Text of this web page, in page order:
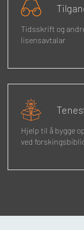
Tidsskrift og
lisensavtalar
Hjelp til å bygge
ved